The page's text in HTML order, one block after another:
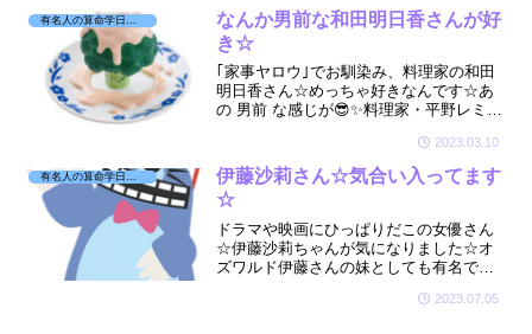
の星廻りを見させていただきました☆
なんか男前な和田明日香さんが好
き☆
｢家事ヤロウ｣でお馴染み、料理家の和田
明日香さん☆めっちゃ好きなんです☆あ
の 男前 な感じが😎✨料理家・平野レミさ
した感じの和田さんはどんな星をお持ち
か気になりました☆
2023.03.10
有名人の算命学日記☆
伊藤沙莉さん☆気合い入ってます
☆
ドラマや映画にひっぱりだこの女優さん
☆伊藤沙莉ちゃんが気になりました☆オ
ズワルド伊藤さんの妹としても有名です
太さんもちょっとだけ☆沙莉ちゃんはど
2023.07.05